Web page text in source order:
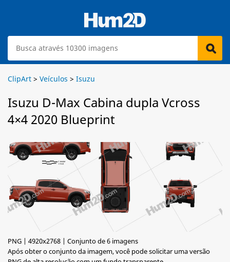
ClipArt > Veículos > Isuzu
Isuzu D-Max Cabina dupla Vcross
4×4 2020 Blueprint
PNG | 4920x2768 | Conjunto de 6 imagens
Após obter o conjunto da imagem, você pode solicitar uma versão